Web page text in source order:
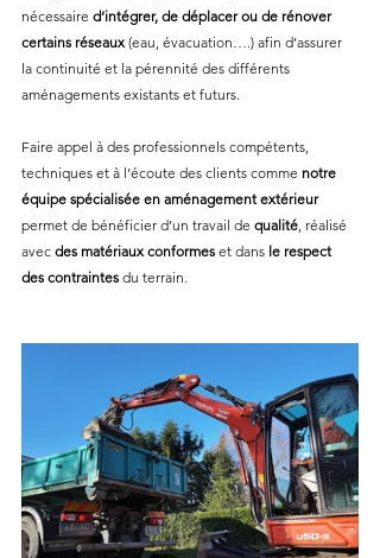
nécessaire d’intégrer, de déplacer ou de rénover
certains réseaux (eau, évacuation….) afin d’assurer
la continuité et la pérennité des différents
aménagements existants et futurs.
Faire appel à des professionnels compétents,
techniques et à l’écoute des clients comme notre
équipe spécialisée en aménagement extérieur
permet de bénéficier d’un travail de qualité, réalisé
avec des matériaux conformes et dans le respect
des contraintes du terrain.